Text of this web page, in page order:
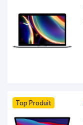
Top Produit